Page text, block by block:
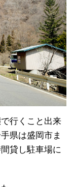
行くこと出来
県は盛岡市ま
貸し駐車場に